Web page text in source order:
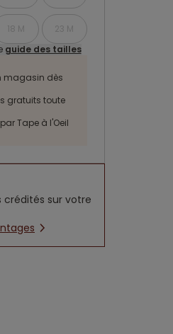
18 M
23 M
guide des tailles
magasin dès
gratuits toute
Tape à l'Oeil
crédités sur votre